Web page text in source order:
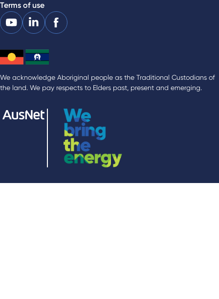
Terms of use
We acknowledge Aboriginal people as the Traditional Custodians of
the land. We pay respects to Elders past, present and emerging.